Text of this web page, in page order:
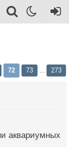
72 73 273
аквариумных